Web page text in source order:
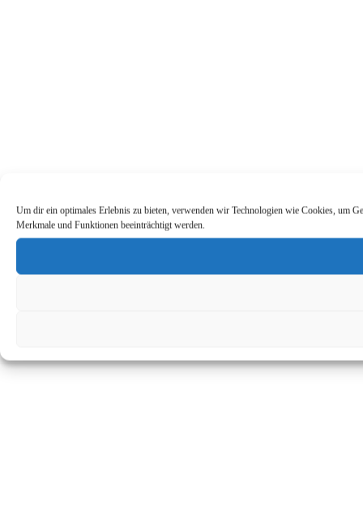
Um dir ein optimales Erlebnis zu bieten, verwenden wir Technologien wie Cookies, um
Merkmale und Funktionen beeinträchtigt werden.